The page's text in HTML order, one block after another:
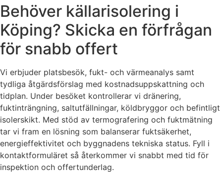
Behöver källarisolering i
Köping? Skicka en förfrågan
för snabb offert
Vi erbjuder platsbesök, fukt- och värmeanalys samt
tydliga åtgärdsförslag med kostnadsuppskattning och
tidplan. Under besöket kontrollerar vi dränering,
fuktinträngning, saltutfällningar, köldbryggor och befintligt
isolerskikt. Med stöd av termografering och fuktmätning
tar vi fram en lösning som balanserar fuktsäkerhet,
energieffektivitet och byggnadens tekniska status. Fyll i
kontaktformuläret så återkommer vi snabbt med tid för
inspektion och offertunderlag.